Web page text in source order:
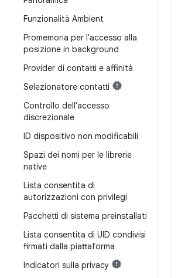
Funzionalità Ambient
Promemoria per l'accesso alla
posizione in background
Provider di contatti e affinità
Selezionatore contatti
Controllo dell'accesso
discrezionale
ID dispositivo non modificabili
Spazi dei nomi per le librerie
native
Lista consentita di
autorizzazioni con privilegi
Pacchetti di sistema preinstallati
Lista consentita di UID condivisi
firmati dalla piattaforma
Indicatori sulla privacy